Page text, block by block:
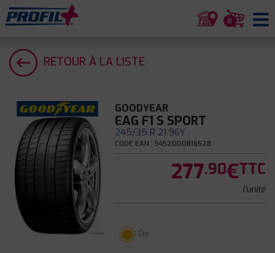
0
RETOUR À LA LISTE
GOODYEAR
EAG F1 S SPORT
245/35 R 21 96Y
CODE EAN : 5452000816528
277.90€TTC
l'unité
Été